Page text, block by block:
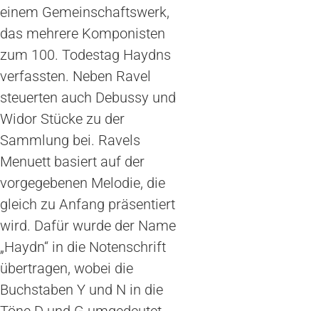
einem Gemeinschaftswerk,
das mehrere Komponisten
zum 100. Todestag Haydns
verfassten. Neben Ravel
steuerten auch Debussy und
Widor Stücke zu der
Sammlung bei. Ravels
Menuett basiert auf der
vorgegebenen Melodie, die
gleich zu Anfang präsentiert
wird. Dafür wurde der Name
„Haydn“ in die Notenschrift
übertragen, wobei die
Buchstaben Y und N in die